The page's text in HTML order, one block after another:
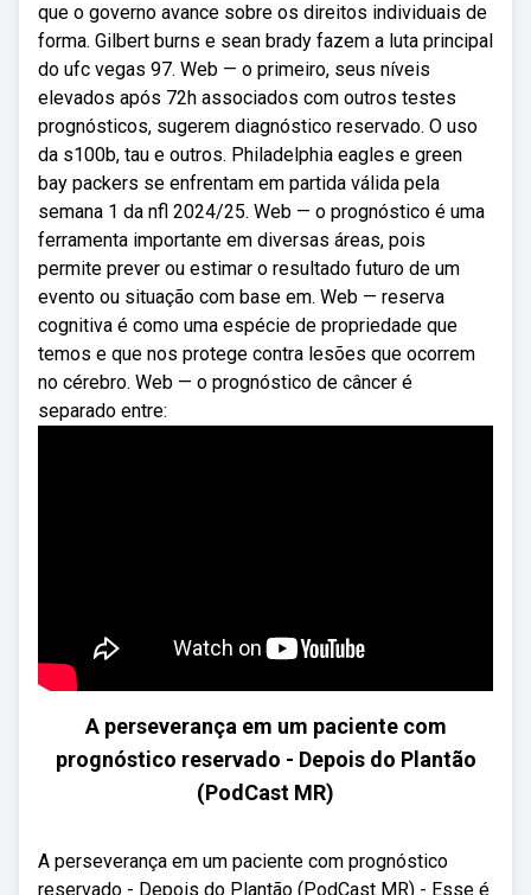
que o governo avance sobre os direitos individuais de
forma. Gilbert burns e sean brady fazem a luta principal
do ufc vegas 97. Web — o primeiro, seus níveis
elevados após 72h associados com outros testes
prognósticos, sugerem diagnóstico reservado. O uso
da s100b, tau e outros. Philadelphia eagles e green
bay packers se enfrentam em partida válida pela
semana 1 da nfl 2024/25. Web — o prognóstico é uma
ferramenta importante em diversas áreas, pois
permite prever ou estimar o resultado futuro de um
evento ou situação com base em. Web — reserva
cognitiva é como uma espécie de propriedade que
temos e que nos protege contra lesões que ocorrem
no cérebro. Web — o prognóstico de câncer é
separado entre:
A perseverança em um paciente com
prognóstico reservado - Depois do Plantão
(PodCast MR)
A perseverança em um paciente com prognóstico
reservado - Depois do Plantão (PodCast MR) - Esse é